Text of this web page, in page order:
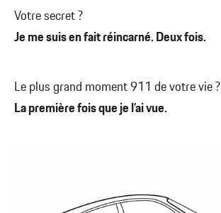
Votre secret ?
Je me suis en fait réincarné. Deux fois.
Le plus grand moment 911 de votre vie ?
La première fois que je l’ai vue.